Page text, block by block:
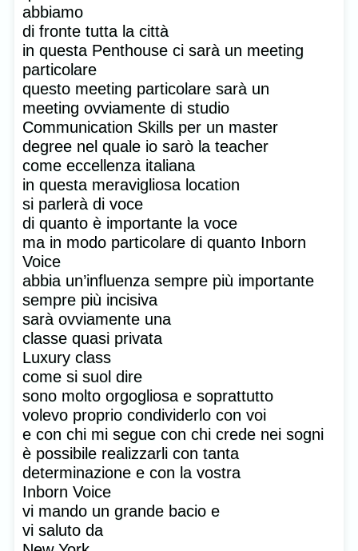
abbiamo
di fronte tutta la città
in questa Penthouse ci sarà un meeting
particolare
questo meeting particolare sarà un
meeting ovviamente di studio
Communication Skills per un master
degree nel quale io sarò la teacher
come eccellenza italiana
in questa meravigliosa location
si parlerà di voce
di quanto è importante la voce
ma in modo particolare di quanto Inborn
Voice
abbia un’influenza sempre più importante
sempre più incisiva
sarà ovviamente una
classe quasi privata
Luxury class
come si suol dire
sono molto orgogliosa e soprattutto
volevo proprio condividerlo con voi
e con chi mi segue con chi crede nei sogni
è possibile realizzarli con tanta
determinazione e con la vostra
Inborn Voice
vi mando un grande bacio e
vi saluto da